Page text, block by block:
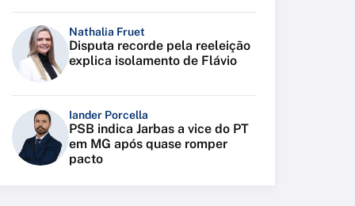
Nathalia Fruet
Disputa recorde pela reeleição
explica isolamento de Flávio
Iander Porcella
PSB indica Jarbas a vice do PT
em MG após quase romper
pacto